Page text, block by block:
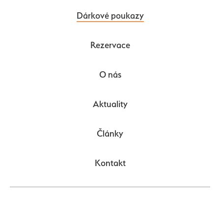
Dárkové poukazy
Rezervace
O nás
Aktuality
Články
Kontakt